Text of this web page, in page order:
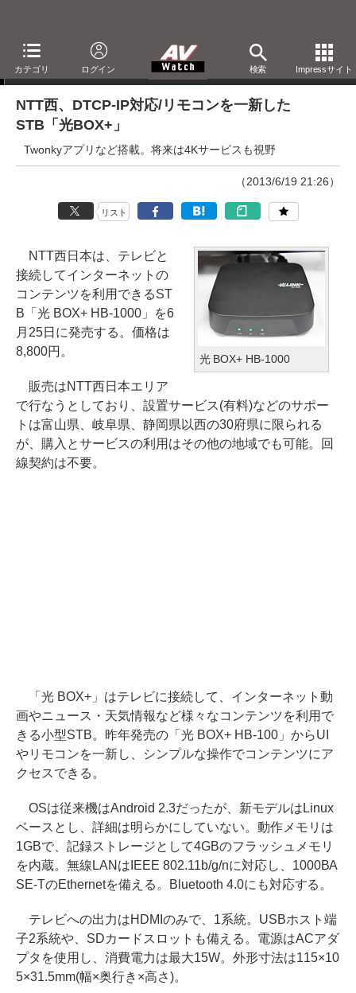
カテゴリ ログイン 検索 Impressサイト
ニュース
NTT西、DTCP-IP対応/リモコンを一新した
STB「光BOX+」
Twonkyアプリなど搭載。将来は4Kサービスも視野
（2013/6/19 21:26）
リスト
光 BOX+ HB-1000
NTT西日本は、テレビと
接続してインターネットの
コンテンツを利用できるST
B「光 BOX+ HB-1000」を6
月25日に発売する。価格は
8,800円。
販売はNTT西日本エリア
で行なうとしており、設置サービス(有料)などのサポー
トは富山県、岐阜県、静岡県以西の30府県に限られる
が、購入とサービスの利用はその他の地域でも可能。回
線契約は不要。
「光 BOX+」はテレビに接続して、インターネット動
画やニュース・天気情報など様々なコンテンツを利用で
きる小型STB。昨年発売の「光 BOX+ HB-100」からUI
やリモコンを一新し、シンプルな操作でコンテンツにア
クセスできる。
OSは従来機はAndroid 2.3だったが、新モデルはLinux
ベースとし、詳細は明らかにしていない。動作メモリは
1GBで、記録ストレージとして4GBのフラッシュメモリ
を内蔵。無線LANはIEEE 802.11b/g/nに対応し、1000BA
SE-TのEthernetを備える。Bluetooth 4.0にも対応する。
テレビへの出力はHDMIのみで、1系統。USBホスト端
子2系統や、SDカードスロットも備える。電源はACアダ
プタを使用し、消費電力は最大15W。外形寸法は115×10
5×31.5mm(幅×奥行き×高さ)。